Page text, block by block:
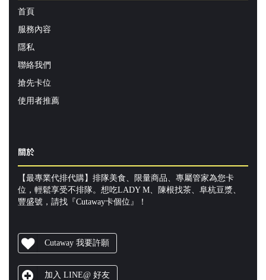
首頁
服務內容
隱私
聯絡我們
搶先卡位
使用者推薦
關於
【最專業代排代購】排隊美食、限量商品、專屬管家為您卡
位，輕鬆享受不排隊。想吃LADY M、陳根找茶、阜杭豆漿、
豐盛號，請找『Cutaway卡個位』！
Cutaway 我要許願
加入 LINE@ 好友